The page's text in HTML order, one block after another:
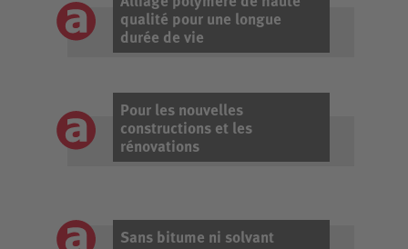
qualité pour une longue
durée de vie
Pour les nouvelles
constructions et les
rénovations
Sans bitume ni solvant